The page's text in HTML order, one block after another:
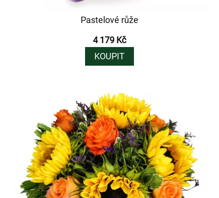
Pastelové růže
4 179 Kč
KOUPIT